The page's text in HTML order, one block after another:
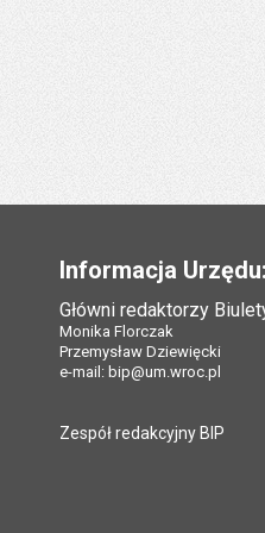
Informacja
Główni redaktorzy
Monika Florczak
Przemysław Dziewięcki
e-mail: bip@um.wroc.pl
Zespół redakcyjny BIP